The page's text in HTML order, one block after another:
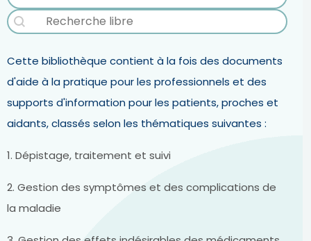
BP - Recherche libre
Rechercher
Cette bibliothèque contient à la fois des documents
d'aide à la pratique pour les professionnels et des
supports d'information pour les patients, proches et
aidants, classés selon les thématiques suivantes :
1. Dépistage, traitement et suivi
2. Gestion des symptômes et des complications de
la maladie